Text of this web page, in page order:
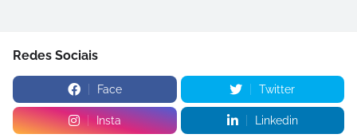
Redes Sociais
Face Twitter
Insta Linkedin